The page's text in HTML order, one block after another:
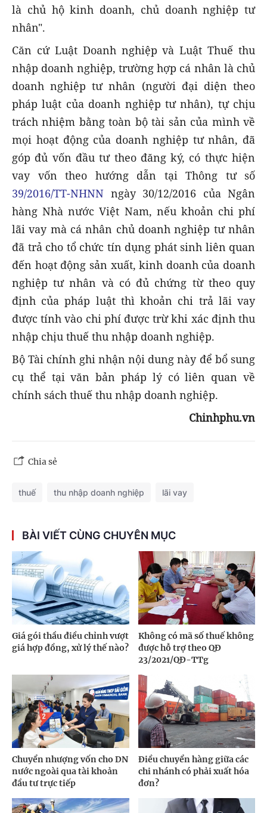
là chủ hộ kinh doanh, chủ doanh nghiệp tư
nhân".
Căn cứ Luật Doanh nghiệp và Luật Thuế thu
nhập doanh nghiệp, trường hợp cá nhân là chủ
doanh nghiệp tư nhân (người đại diện theo
pháp luật của doanh nghiệp tư nhân), tự chịu
trách nhiệm bằng toàn bộ tài sản của mình về
mọi hoạt động của doanh nghiệp tư nhân, đã
góp đủ vốn đầu tư theo đăng ký, có thực hiện
vay vốn theo hướng dẫn tại Thông tư số
39/2016/TT-NHNN ngày 30/12/2016 của Ngân
hàng Nhà nước Việt Nam, nếu khoản chi phí
lãi vay mà cá nhân chủ doanh nghiệp tư nhân
đã trả cho tổ chức tín dụng phát sinh liên quan
đến hoạt động sản xuất, kinh doanh của doanh
nghiệp tư nhân và có đủ chứng từ theo quy
định của pháp luật thì khoản chi trả lãi vay
được tính vào chi phí được trừ khi xác định thu
nhập chịu thuế thu nhập doanh nghiệp.
Bộ Tài chính ghi nhận nội dung này để bổ sung
cụ thể tại văn bản pháp lý có liên quan về
chính sách thuế thu nhập doanh nghiệp.
Chinhphu.vn
Chia sẻ
thuế thu nhập doanh nghiệp lãi vay
BÀI VIẾT CÙNG CHUYÊN MỤC
Giá gói thầu điều chỉnh vượt
giá hợp đồng, xử lý thế nào?
Không có mã số thuế không
được hỗ trợ theo QĐ
23/2021/QĐ-TTg
Chuyển nhượng vốn cho DN
nước ngoài qua tài khoản
đầu tư trực tiếp
Điều chuyển hàng giữa các
chi nhánh có phải xuất hóa
đơn?